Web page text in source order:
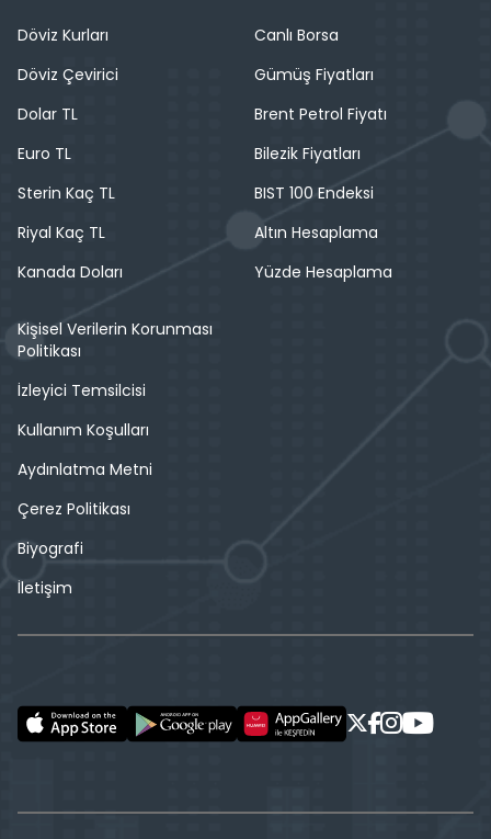
Döviz Kurları
Döviz Çevirici
Dolar TL
Euro TL
Sterin Kaç TL
Riyal Kaç TL
Kanada Doları
Canlı Borsa
Gümüş Fiyatları
Brent Petrol Fiyatı
Bilezik Fiyatları
BIST 100 Endeksi
Altın Hesaplama
Yüzde Hesaplama
Kişisel Verilerin Korunması
Politikası
İzleyici Temsilcisi
Kullanım Koşulları
Aydınlatma Metni
Çerez Politikası
Biyografi
İletişim